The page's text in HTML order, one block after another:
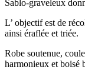
Sablo-graveleux
L’ objectif est de
ainsi éraflée et triée.
Robe soutenue,
harmonieux et boisé